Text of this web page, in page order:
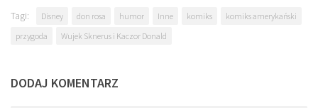
Tagi: Disney don rosa humor Inne komiks
komiks amerykański
przygoda
Wujek Sknerus i Kaczor Donald
DODAJ KOMENTARZ